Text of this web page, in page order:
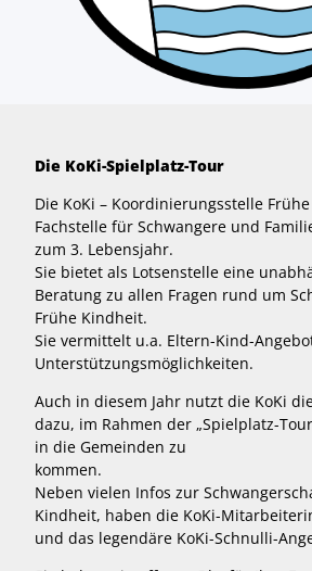
Die KoKi-Spielplatz-Tour
Die KoKi – Koordinierungsstelle
Fachstelle für Schwangere und
zum 3. Lebensjahr.
Sie bietet als Lotsenstelle eine
Beratung zu allen Fragen rund um
Frühe Kindheit.
Sie vermittelt u.a. Eltern-Kind-
Unterstützungsmöglichkeiten.
Auch in diesem Jahr nutzt die KoKi
dazu, im Rahmen der „Spielplatz-
in die Gemeinden zu
kommen.
Neben vielen Infos zur
Kindheit, haben die KoKi-
und das legendäre KoKi-Schnulli-